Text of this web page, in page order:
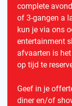
complete
of 3-gangen a
kun je via ons
entertainment
afvaarten is
op tijd te
Geef in je
diner en/of